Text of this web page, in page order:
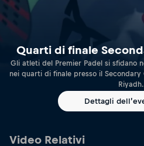
Quarti di finale
Gli atleti del Premier Padel si sfidano
nei quarti di finale presso il
Riyadh.
Dettagli
Video Relativi